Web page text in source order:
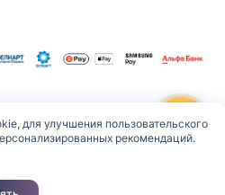
для улучшения пользовательского
рекомендаций.
информационный сервис. Оказание